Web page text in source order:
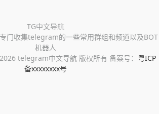
TG中文导航
门收集telegram的一些常用群组和频道以及BOT
机器人
telegram中文导航 版权所有 备案号： 粤ICP
备xxxxxxxx号